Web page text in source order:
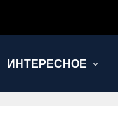
ИНТЕРЕСНОЕ